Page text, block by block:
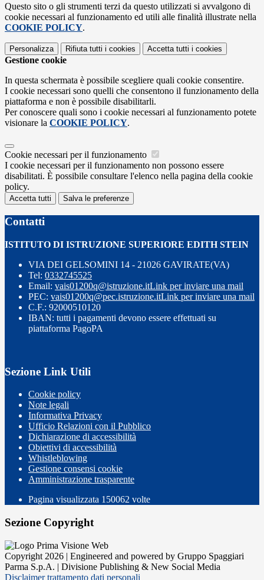
Questo sito o gli strumenti terzi da questo utilizzati si avvalgono di
cookie necessari al funzionamento ed utili alle finalità illustrate nella
COOKIE POLICY.
Personalizza Rifiuta tutti i cookies Accetta tutti i cookies
Gestione cookie
In questa schermata è possibile scegliere quali cookie consentire.
I cookie necessari sono quelli che consentono il funzionamento della
piattaforma e non è possibile disabilitarli.
Per conoscere quali sono i cookie necessari al funzionamento potete
visionare la COOKIE POLICY.
Cookie necessari per il funzionamento
I cookie necessari per il funzionamento non possono essere
disabilitati. È possibile consultare l'elenco nella pagina della cookie
policy.
Accetta tutti Salva le preferenze
Contatti
ISTITUTO DI ISTRUZIONE SUPERIORE EDITH STEIN
VIA DEI GELSOMINI 14 - 21026 GAVIRATE(VA)
Tel: 0332745525
Email: vais01200q@istruzione.itLink per inviare una mail
PEC: vais01200q@pec.istruzione.itLink per inviare una mail
C.F.: 92000510120
IBAN: tutti i pagamenti devono essere effettuati su
piattaforma PagoPA
Sezione Link Utili
Cookie policy
Note legali
Informativa Privacy
Ufficio Relazioni con il Pubblico
Dichiarazione di accessibilità
Obiettivi di accessibilità
Whistleblowing
Gestione consensi cookie
Amministrazione trasparente
Pagina visualizzata 150062 volte
Sezione Copyright
Copyright 2026 | Engineered and powered by Gruppo Spaggiari
Parma S.p.A. | Divisione Publishing & New Social Media
Disclaimer trattamento dati personali